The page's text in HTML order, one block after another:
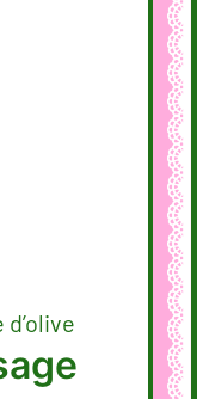
d’olive